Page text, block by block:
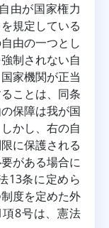
由が国家権力
規定している
由の一つとし
制されない自
家機関が正当
ことは、同条
保障は我が国
かし、右の自
に保護される
がある場合に
13条に定めら
度を定めた外
8号は、憲法